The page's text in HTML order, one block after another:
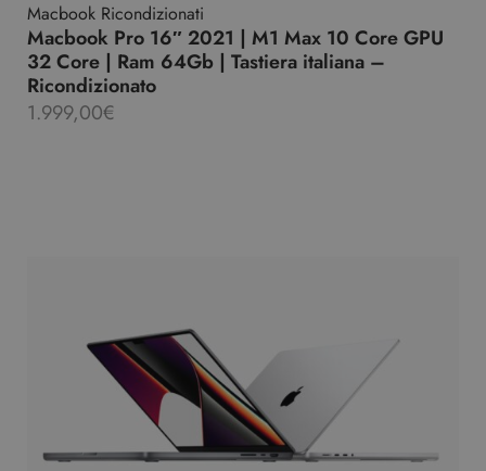
Macbook Ricondizionati
Macbook Pro 16″ 2021 | M1 Max 10 Core GPU
32 Core | Ram 64Gb | Tastiera italiana –
Ricondizionato
1.999,00€